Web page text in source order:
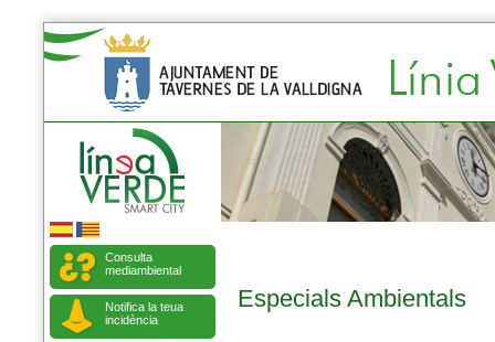
Consulta
mediambiental
Notifica la teua
incidència
Especials Ambientals